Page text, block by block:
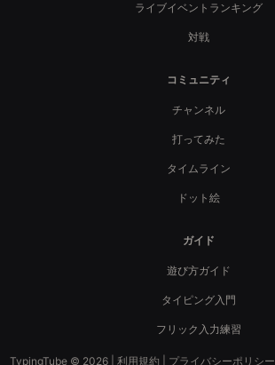
ライブイベントランキング
対戦
コミュニティ
チャンネル
打ってみた
タイムライン
ドット絵
ガイド
遊び方ガイド
タイピング入門
フリック入力練習
TypingTube © 2026 | 利用規約 プライバシーポリシー